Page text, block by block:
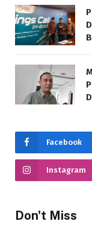
Facebook
Instagram
Don't Miss